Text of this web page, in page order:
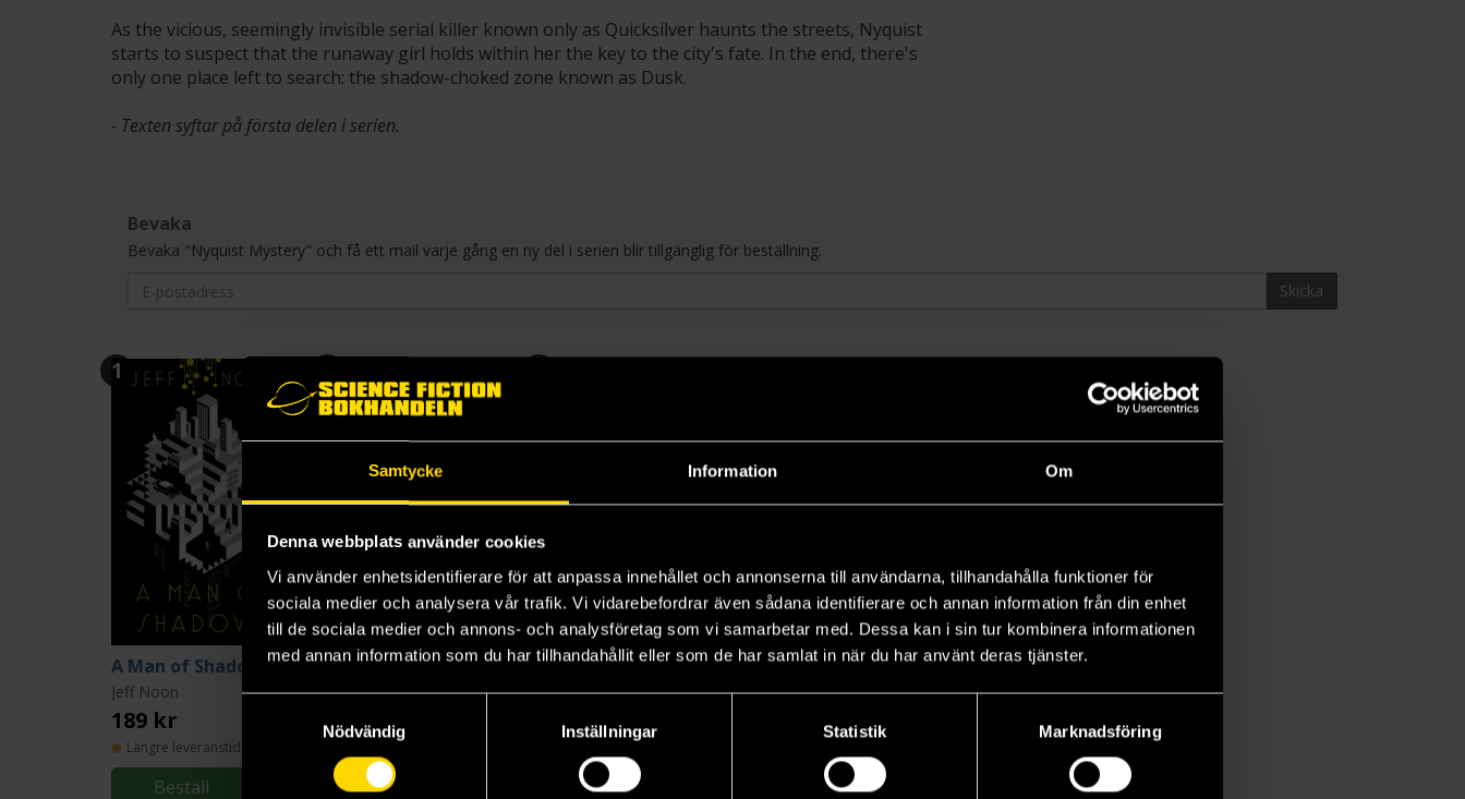
Samtycke Information Om
Denna webbplats använder cookies
Vi använder enhetsidentifierare för att anpassa innehållet och annonserna till användarna, tillhandahålla funktioner för
sociala medier och analysera vår trafik. Vi vidarebefordrar även sådana identifierare och annan information från din enhet
till de sociala medier och annons- och analysföretag som vi samarbetar med. Dessa kan i sin tur kombinera informationen
med annan information som du har tillhandahållit eller som de har samlat in när du har använt deras tjänster.
Nödvändig
Inställningar Statistik Marknadsföring
As the vicious, seemingly invisible serial killer known only as Quicksilver haunts the streets, Nyquist
starts to suspect that the runaway girl holds within her the key to the city's fate. In the end, there's
only one place left to search: the shadow-choked zone known as Dusk.
- Texten syftar på första delen i serien.
Bevaka
Bevaka "Nyquist Mystery" och få ett mail varje gång en ny del i serien blir tillgänglig för beställning.
Skicka
1
A Man of Shadows
Jeff Noon
189 kr
Längre leveranstid
Beställ
The Body Library
Jeff Noon
219 kr
Längre leveranstid
Beställ
Creeping Jenny
Jeff Noon
189 kr
Beställ